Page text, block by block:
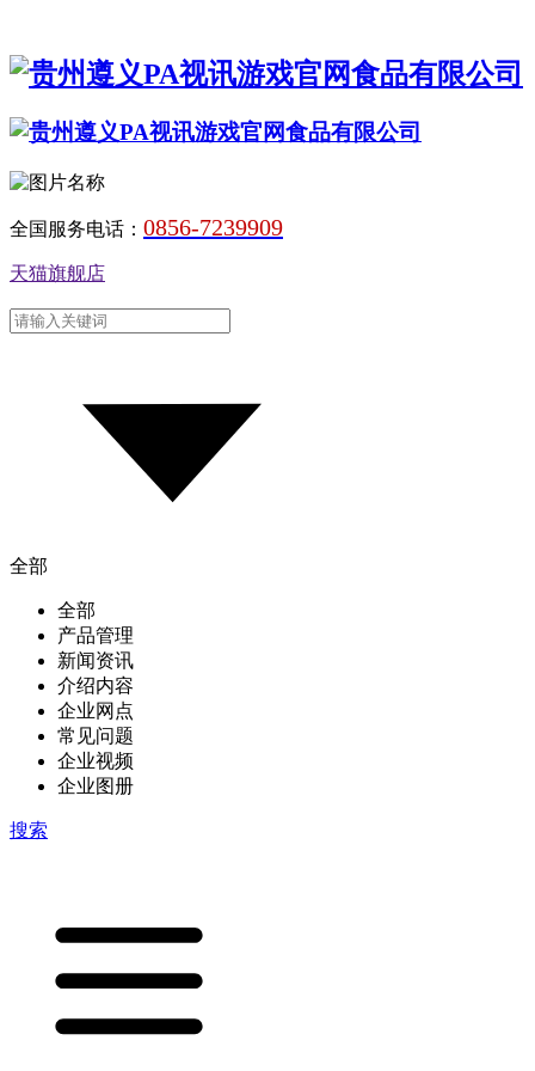
全国服务电话： 0856-7239909
天猫旗舰店
全部
全部
产品管理
新闻资讯
介绍内容
企业网点
常见问题
企业视频
企业图册
搜索